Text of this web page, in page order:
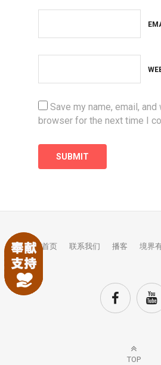
Save my name, email,
browser for the next time I
首页 联系我们 播客 境界
TOP